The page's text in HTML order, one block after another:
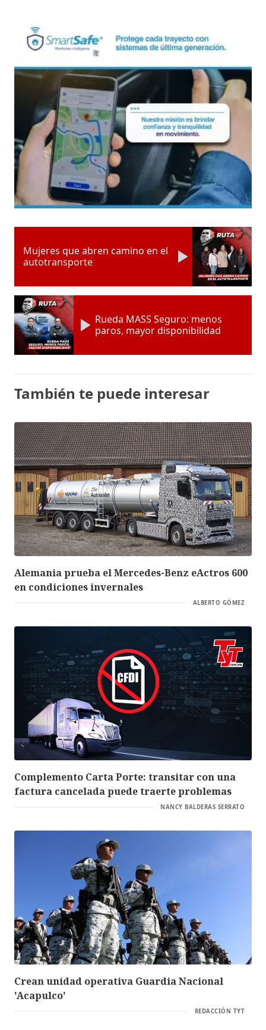
Mujeres que abren camino en el
autotransporte
Rueda MASS Seguro: menos
paros, mayor disponibilidad
También te puede interesar
Alemania prueba el Mercedes-Benz eActros 600
en condiciones invernales
ALBERTO GÓMEZ
Complemento Carta Porte: transitar con una
factura cancelada puede traerte problemas
NANCY BALDERAS SERRATO
Crean unidad operativa Guardia Nacional
'Acapulco'
REDACCIÓN TYT